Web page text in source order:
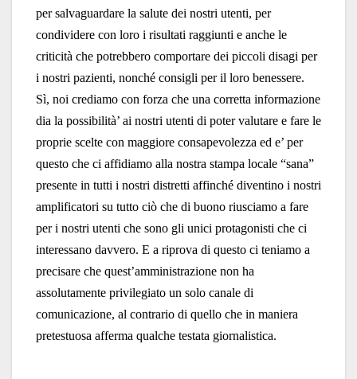
per salvaguardare la salute dei nostri utenti, per
condividere con loro i risultati raggiunti e anche le
criticità che potrebbero comportare dei piccoli disagi per
i nostri pazienti, nonché consigli per il loro benessere.
Sì, noi crediamo con forza che una corretta informazione
dia la possibilità’ ai nostri utenti di poter valutare e fare le
proprie scelte con maggiore consapevolezza ed e’ per
questo che ci affidiamo alla nostra stampa locale “sana”
presente in tutti i nostri distretti affinché diventino i nostri
amplificatori su tutto ciò che di buono riusciamo a fare
per i nostri utenti che sono gli unici protagonisti che ci
interessano davvero. E a riprova di questo ci teniamo a
precisare che quest’amministrazione non ha
assolutamente privilegiato un solo canale di
comunicazione, al contrario di quello che in maniera
pretestuosa afferma qualche testata giornalistica.